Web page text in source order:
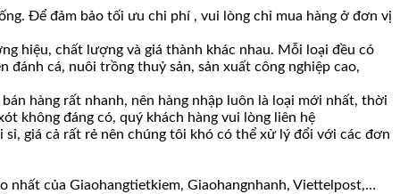
Để đảm bảo tối ưu chi phí , vui lòng chỉ mua hàng ở đơn vị
hiệu, chất lượng và giá thành khác nhau. Mỗi loại đều có
đánh cá, nuôi trồng thuỷ sản, sản xuất công nghiệp cao,
hàng rất nhanh, nên hàng nhập luôn là loại mới nhất, thời
không đáng có, quý khách hàng vui lòng liên hệ
giá cả rất rẻ nên chúng tôi khó có thể xử lý đổi với các đơn
nhất của Giaohangtietkiem, Giaohangnhanh, Viettelpost,…